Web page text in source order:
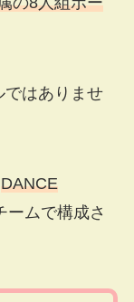
ではありませ
DANCE
ームで構成さ